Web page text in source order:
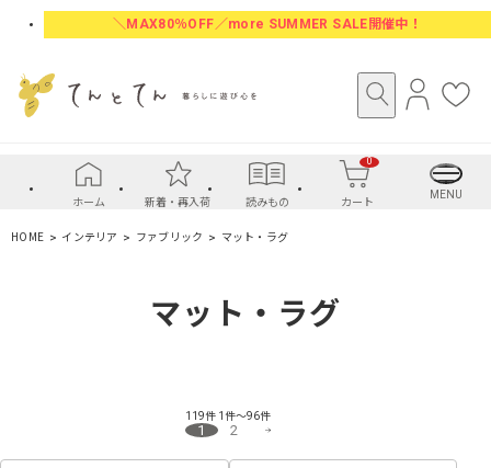
＼MAX80％OFF／more SUMMER SALE開催中！
に
入
り
ホーム 新着・再入荷 読みもの カート
0
MENU
HOME インテリア ファブリック マット・ラグ
マット・ラグ
119件 1件～96件
1 2